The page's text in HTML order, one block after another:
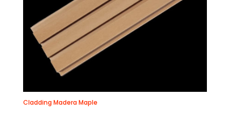
Cladding Madera Maple